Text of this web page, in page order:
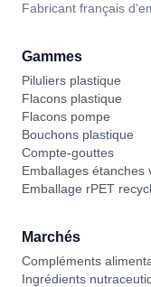
Fabricant français
Gammes
Piluliers plastique
Flacons plastique
Flacons pompe
Bouchons plastique
Compte-gouttes
Emballages étanches
Emballage rPET
Marchés
Compléments
Ingrédients